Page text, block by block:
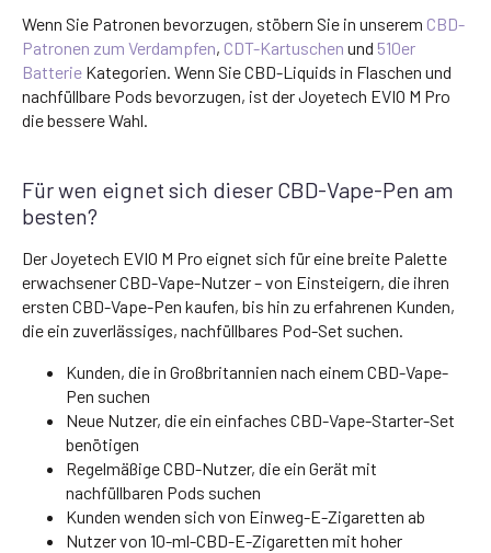
Wenn Sie Patronen bevorzugen, stöbern Sie in unserem CBD-
Patronen zum Verdampfen, CDT-Kartuschen und 510er
Batterie Kategorien. Wenn Sie CBD-Liquids in Flaschen und
nachfüllbare Pods bevorzugen, ist der Joyetech EVIO M Pro
die bessere Wahl.
Für wen eignet sich dieser CBD-Vape-Pen am
besten?
Der Joyetech EVIO M Pro eignet sich für eine breite Palette
erwachsener CBD-Vape-Nutzer – von Einsteigern, die ihren
ersten CBD-Vape-Pen kaufen, bis hin zu erfahrenen Kunden,
die ein zuverlässiges, nachfüllbares Pod-Set suchen.
Kunden, die in Großbritannien nach einem CBD-Vape-
Pen suchen
Neue Nutzer, die ein einfaches CBD-Vape-Starter-Set
benötigen
Regelmäßige CBD-Nutzer, die ein Gerät mit
nachfüllbaren Pods suchen
Kunden wenden sich von Einweg-E-Zigaretten ab
Nutzer von 10-ml-CBD-E-Zigaretten mit hoher